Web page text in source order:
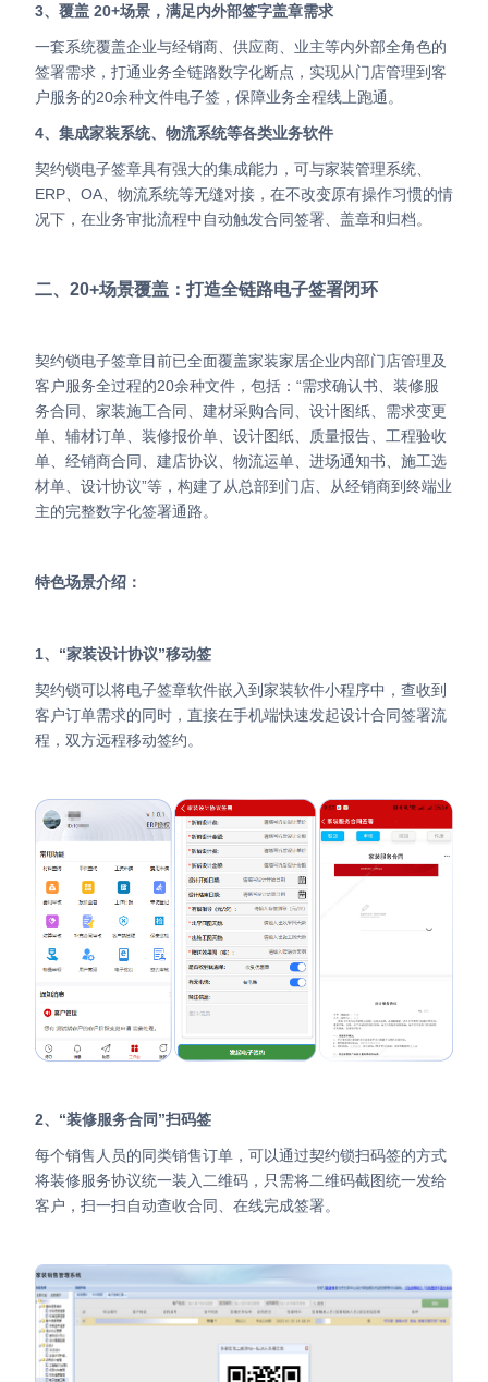
3、覆盖 20+场景，满足内外部签字盖章需求
一套系统覆盖企业与经销商、供应商、业主等内外部全角色的
签署需求，打通业务全链路数字化断点，实现从门店管理到客
户服务的20余种文件电子签，保障业务全程线上跑通。
4、集成家装系统、物流系统等各类业务软件
契约锁电子签章具有强大的集成能力，可与家装管理系统、
ERP、OA、物流系统等无缝对接，在不改变原有操作习惯的情
况下，在业务审批流程中自动触发合同签署、盖章和归档。
二、20+场景覆盖：打造全链路电子签署闭环
契约锁电子签章目前已全面覆盖家装家居企业内部门店管理及
客户服务全过程的20余种文件，包括：“需求确认书、装修服
务合同、家装施工合同、建材采购合同、设计图纸、需求变更
单、辅材订单、装修报价单、设计图纸、质量报告、工程验收
单、经销商合同、建店协议、物流运单、进场通知书、施工选
材单、设计协议”等，构建了从总部到门店、从经销商到终端业
主的完整数字化签署通路。
特色场景介绍：
1、“家装设计协议”移动签
契约锁可以将电子签章软件嵌入到家装软件小程序中，查收到
客户订单需求的同时，直接在手机端快速发起设计合同签署流
程，双方远程移动签约。
2、“装修服务合同”扫码签
每个销售人员的同类销售订单，可以通过契约锁扫码签的方式
将装修服务协议统一装入二维码，只需将二维码截图统一发给
客户，扫一扫自动查收合同、在线完成签署。